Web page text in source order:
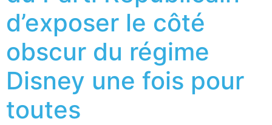
d’exposer le côté
obscur du régime
Disney une fois pour
toutes